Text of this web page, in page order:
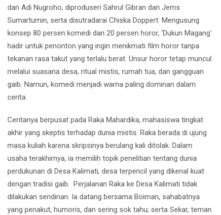
dan Adi Nugroho, diproduseri Sahrul Gibran dan Jems
Sumartumin, serta disutradarai Chiska Doppert. Mengusung
konsep 80 persen komedi dan 20 persen horor, 'Dukun Magang'
hadir untuk penonton yang ingin menikmati film horor tanpa
tekanan rasa takut yang terlalu berat. Unsur horor tetap muncul
melalui suasana desa, ritual mistis, rumah tua, dan gangguan
gaib. Namun, komedi menjadi warna paling dominan dalam
cerita.
Ceritanya berpusat pada Raka Mahardika, mahasiswa tingkat
akhir yang skeptis terhadap dunia mistis. Raka berada di ujung
masa kuliah karena skripsinya berulang kali ditolak. Dalam
usaha terakhirnya, ia memilih topik penelitian tentang dunia
perdukunan di Desa Kalimati, desa terpencil yang dikenal kuat
dengan tradisi gaib. Perjalanan Raka ke Desa Kalimati tidak
dilakukan sendirian. Ia datang bersama Boiman, sahabatnya
yang penakut, humoris, dan sering sok tahu; serta Sekar, teman